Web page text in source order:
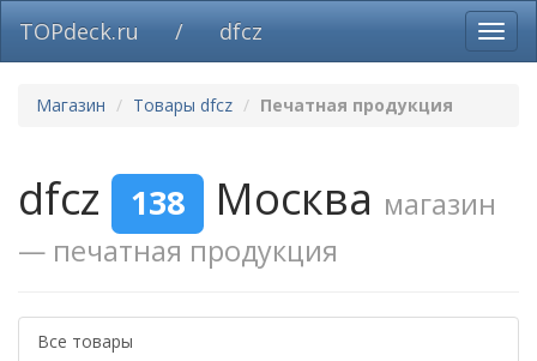
TOPdeck.ru / dfcz
Магазин Товары dfcz Печатная продукция
dfcz 138 Москва магазин
— печатная продукция
Все товары